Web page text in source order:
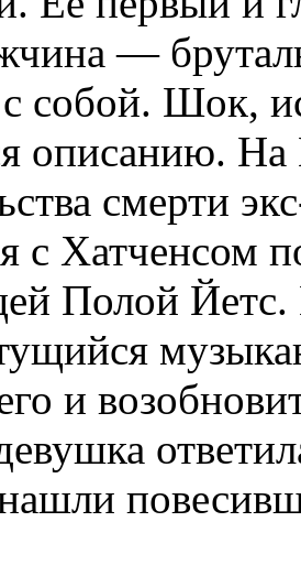
—
собой. Шок,
описанию.
смерти
с Хатченсом
Полой
и